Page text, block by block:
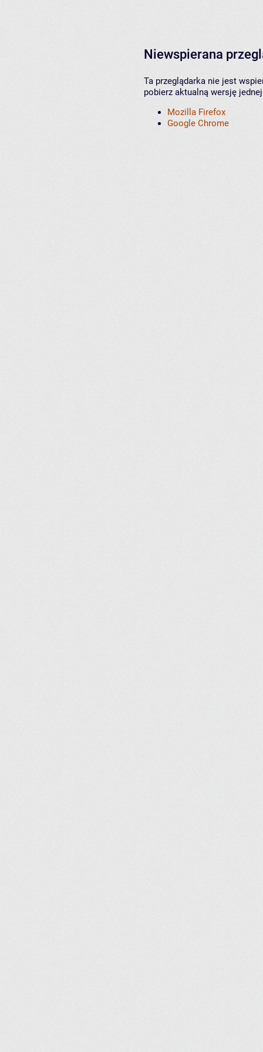
Niewspierana
Ta przeglądarka nie jest
pobierz aktualną wersję
Mozilla Firefox
Google Chrome